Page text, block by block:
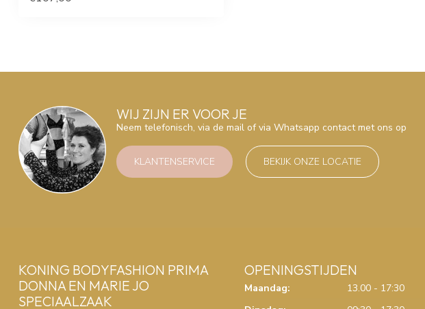
WIJ ZIJN ER VOOR JE
Neem telefonisch, via de mail of via Whatsapp contact met ons op
KLANTENSERVICE BEKIJK ONZE LOCATIE
KONING BODYFASHION PRIMA
DONNA EN MARIE JO
SPECIAALZAAK
OPENINGSTIJDEN
Maandag:
13.00 - 17:30